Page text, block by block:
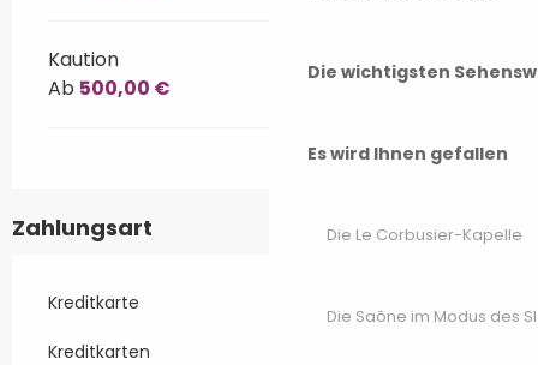
Die wichtigsten
Es wird Ihnen gefallen
Die Le Corbusier-Kapelle
Die Saône im Modus des
Kaution
Ab 500,00 €
Zahlungsart
Kreditkarte
Kreditkarten